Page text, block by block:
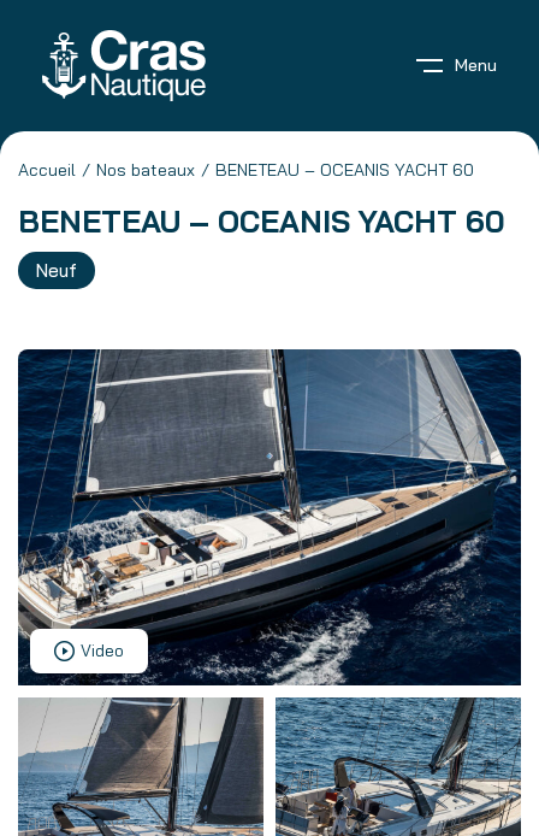
Menu
Accueil Nos bateaux BENETEAU – OCEANIS YACHT 60
BENETEAU – OCEANIS YACHT 60
Neuf
Video